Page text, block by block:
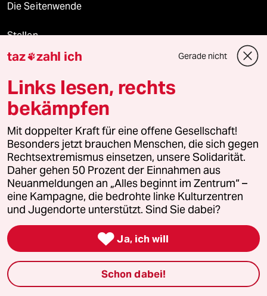
Die Seitenwende
Stellen
Presse
Unterstützen
abo
genossenschaft
taz zahl ich
recherchefonds ausland
panterstiftung
taz zahl ich Gerade nicht
Links lesen, rechts
bekämpfen
Mit doppelter Kraft für eine offene Gesellschaft!
Besonders jetzt brauchen Menschen, die sich gegen
Rechtsextremismus einsetzen, unsere Solidarität.
Daher gehen 50 Prozent der Einnahmen aus
Neuanmeldungen an „Alles beginnt im Zentrum“ –
eine Kampagne, die bedrohte linke Kulturzentren
und Jugendorte unterstützt. Sind Sie dabei?
 Ja, ich will
Schon dabei!